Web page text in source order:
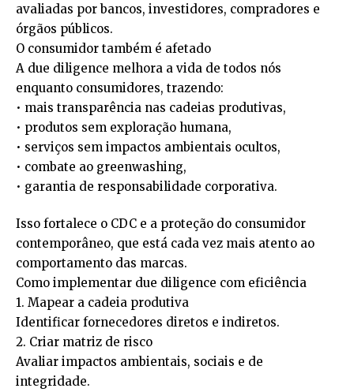
avaliadas por bancos, investidores, compradores e
órgãos públicos.
O consumidor também é afetado
A due diligence melhora a vida de todos nós
enquanto consumidores, trazendo:
• mais transparência nas cadeias produtivas,
• produtos sem exploração humana,
• serviços sem impactos ambientais ocultos,
• combate ao greenwashing,
• garantia de responsabilidade corporativa.
Isso fortalece o CDC e a proteção do consumidor
contemporâneo, que está cada vez mais atento ao
comportamento das marcas.
Como implementar due diligence com eficiência
1. Mapear a cadeia produtiva
Identificar fornecedores diretos e indiretos.
2. Criar matriz de risco
Avaliar impactos ambientais, sociais e de
integridade.